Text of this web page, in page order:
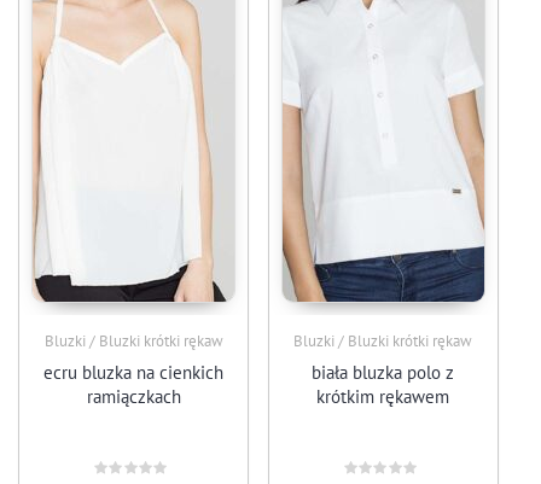
Bluzki / Bluzki krótki rękaw
ecru bluzka na cienkich
ramiączkach
Bluzki / Bluzki krótki rękaw
biała bluzka polo z
krótkim rękawem